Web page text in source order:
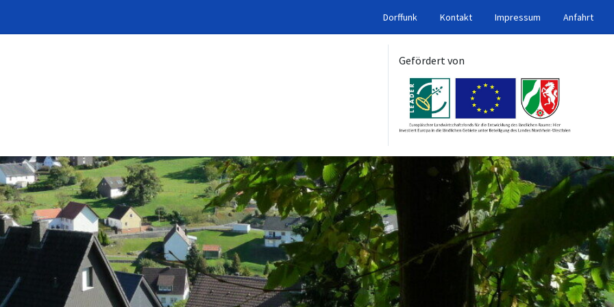
Dorffunk Kontakt Impressum Anfahrt
Gefördert von